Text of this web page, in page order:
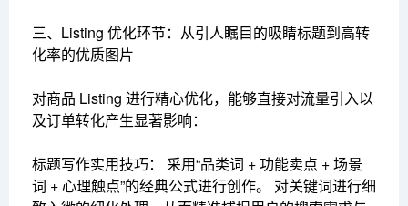
三、Listing 优化环节：从引人瞩目的吸睛标题到高转
化率的优质图片
对商品 Listing 进行精心优化，能够直接对流量引入以
及订单转化产生显著影响：
标题写作实用技巧： 采用“品类词 + 功能卖点 + 场景
词 + 心理触点”的经典公式进行创作。 对关键词进行细